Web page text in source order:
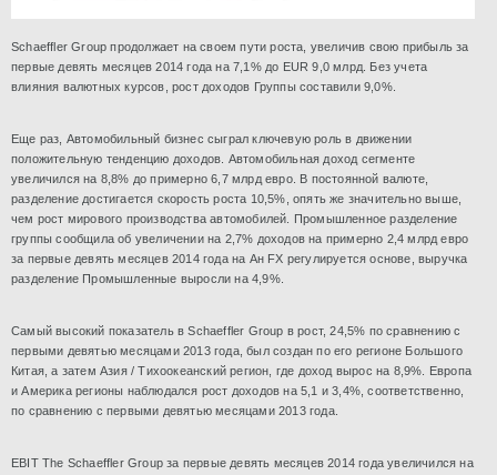
Schaeffler Group продолжает на своем пути роста, увеличив свою прибыль за
первые девять месяцев 2014 года на 7,1% до EUR 9,0 млрд.
Без учета
влияния валютных курсов, рост доходов Группы составили 9,0%.
Еще раз, Автомобильный бизнес сыграл ключевую роль в движении
положительную тенденцию доходов. Автомобильная доход сегменте
увеличился на 8,8% до примерно 6,7 млрд евро.
В постоянной валюте,
разделение достигается скорость роста 10,5%, опять же значительно выше,
чем рост мирового производства автомобилей. Промышленное разделение
группы сообщила об увеличении на 2,7% доходов на примерно 2,4 млрд евро
за первые девять месяцев 2014 года на Ан FX регулируется основе, выручка
разделение Промышленные выросли на 4,9%.
Самый высокий показатель в Schaeffler Group в рост, 24,5% по сравнению с
первыми девятью месяцами 2013 года, был создан по его регионе Большого
Китая, а затем Азия / Тихоокеанский регион, где доход вырос на 8,9%. Европа
и Америка регионы наблюдался рост доходов на 5,1 и 3,4%, соответственно,
по сравнению с первыми девятью месяцами 2013 года.
EBIT The Schaeffler Group за первые девять месяцев 2014 года увеличился на